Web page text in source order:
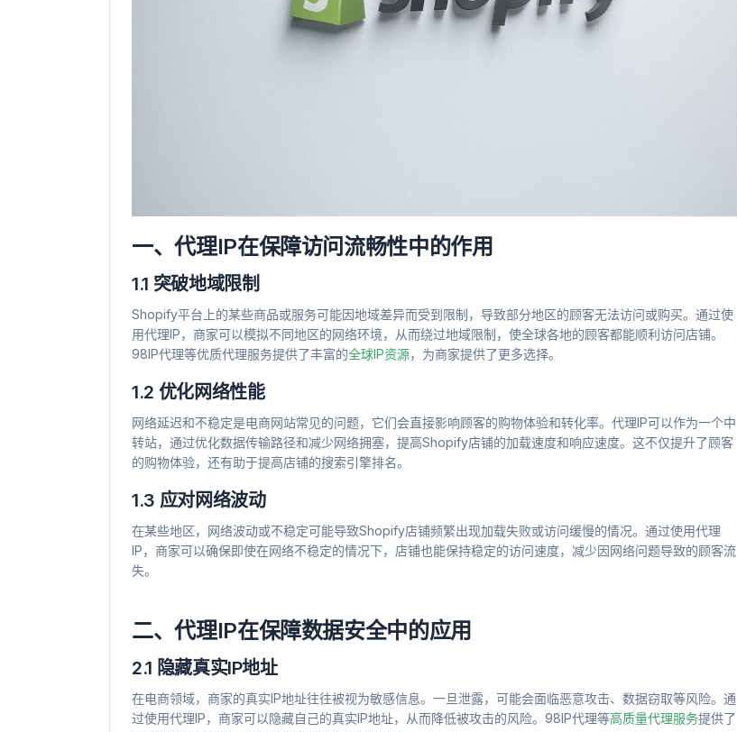
一、代理IP在保障访问流畅性中的作用
1.1 突破地域限制
Shopify平台上的某些商品或服务可能因地域差异而受到限制，导致部分地区的顾客无法访问或购买。通过使
用代理IP，商家可以模拟不同地区的网络环境，从而绕过地域限制，使全球各地的顾客都能顺利访问店铺。
98IP代理等优质代理服务提供了丰富的全球IP资源，为商家提供了更多选择。
1.2 优化网络性能
网络延迟和不稳定是电商网站常见的问题，它们会直接影响顾客的购物体验和转化率。代理IP可以作为一个中
转站，通过优化数据传输路径和减少网络拥塞，提高Shopify店铺的加载速度和响应速度。这不仅提升了顾客
的购物体验，还有助于提高店铺的搜索引擎排名。
1.3 应对网络波动
在某些地区，网络波动或不稳定可能导致Shopify店铺频繁出现加载失败或访问缓慢的情况。通过使用代理
IP，商家可以确保即使在网络不稳定的情况下，店铺也能保持稳定的访问速度，减少因网络问题导致的顾客流
失。
二、代理IP在保障数据安全中的应用
2.1 隐藏真实IP地址
在电商领域，商家的真实IP地址往往被视为敏感信息。一旦泄露，可能会面临恶意攻击、数据窃取等风险。通
过使用代理IP，商家可以隐藏自己的真实IP地址，从而降低被攻击的风险。98IP代理等高质量代理服务提供了